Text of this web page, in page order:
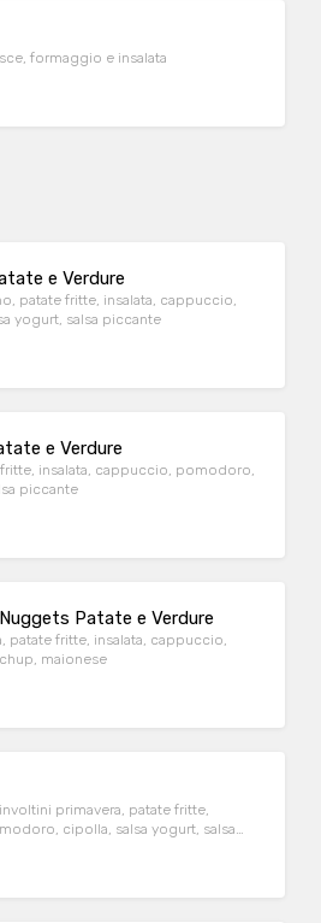
formaggio e insalata
e Verdure
patate fritte, insalata, cappuccio,
yogurt, salsa piccante
e Verdure
insalata, cappuccio, pomodoro,
piccante
Patate e Verdure
patate fritte, insalata, cappuccio,
maionese
primavera, patate fritte,
cipolla, salsa yogurt, salsa